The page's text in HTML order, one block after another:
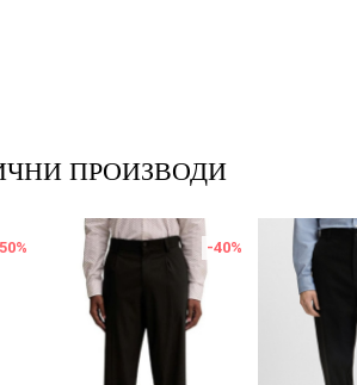
ПРОИЗВОДИ
% -40%